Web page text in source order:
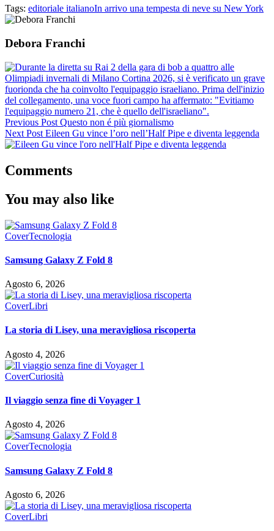
Tags: editoriale italianoIn arrivo una tempesta di neve su New York
Debora Franchi
Previous Post Questo non é più giornalismo
Next Post Eileen Gu vince l’oro nell’Half Pipe e diventa leggenda
Comments
You may also like
CoverTecnologia
Samsung Galaxy Z Fold 8
Agosto 6, 2026
CoverLibri
La storia di Lisey, una meravigliosa riscoperta
Agosto 4, 2026
CoverCuriosità
Il viaggio senza fine di Voyager 1
Agosto 4, 2026
CoverTecnologia
Samsung Galaxy Z Fold 8
Agosto 6, 2026
CoverLibri